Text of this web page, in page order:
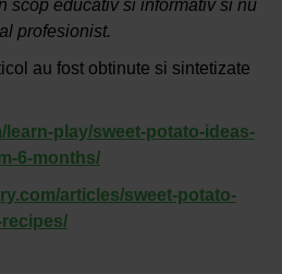
scop educativ si informativ si nu
profesionist.
au fost obtinute si sintetizate
learn-play/sweet-potato-ideas-
6-months/
articles/sweet-potato-